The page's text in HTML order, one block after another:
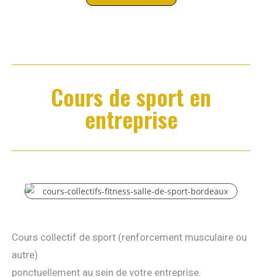
Cours de sport en
entreprise
Cours collectif de sport (renforcement musculaire ou
autre)
ponctuellement au sein de votre entreprise.